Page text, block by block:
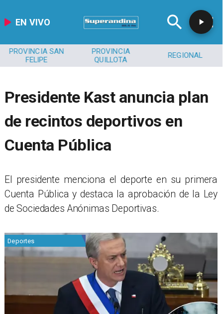
EN VIVO
PROVINCIA SAN
FELIPE
PROVINCIA
QUILLOTA
REGIONAL
Presidente Kast anuncia plan
de recintos deportivos en
Cuenta Pública
El presidente menciona el deporte en su primera
Cuenta Pública y destaca la aprobación de la Ley
de Sociedades Anónimas Deportivas.
Deportes